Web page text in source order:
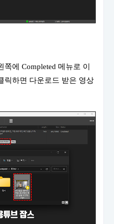
에 Completed 메뉴로 이
릭하면 다운로드 받은 영상